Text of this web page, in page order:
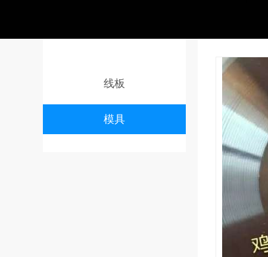
线板
模具